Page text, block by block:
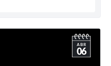
ABR
06